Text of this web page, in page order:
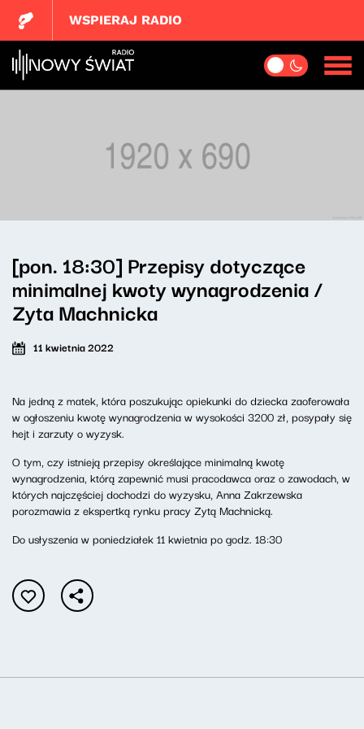
WSPIERAJ RADIO
[pon. 18:30] Przepisy dotyczące
minimalnej kwoty wynagrodzenia /
Zyta Machnicka
11 kwietnia 2022
Na jedną z matek, która poszukując opiekunki do dziecka zaoferowała
w ogłoszeniu kwotę wynagrodzenia w wysokości 3200 zł, posypały się
hejt i zarzuty o wyzysk.
O tym, czy istnieją przepisy określające minimalną kwotę
wynagrodzenia, którą zapewnić musi pracodawca oraz o zawodach, w
których najczęściej dochodzi do wyzysku, Anna Zakrzewska
porozmawia z ekspertką rynku pracy Zytą Machnicką.
Do usłyszenia w poniedziałek 11 kwietnia po godz. 18:30